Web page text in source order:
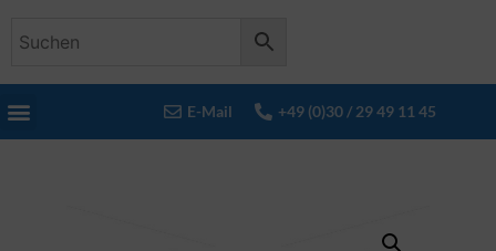
E-Mail +49 (0)30 / 29 49 11 45